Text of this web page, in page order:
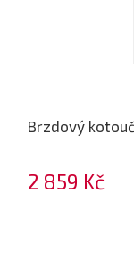
Brzdový kotouč
2 859 Kč